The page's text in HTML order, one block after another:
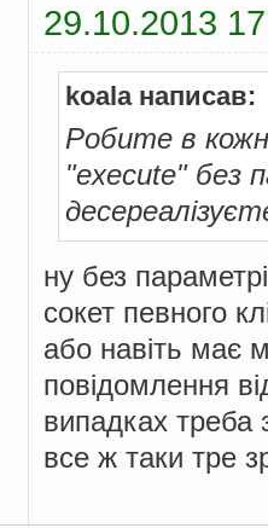
29.10.2013
koala написав:
Робите в
"execute" без
ну без
сокет певного
або навіть має
повідомлення
випадках треба
все ж таки тре